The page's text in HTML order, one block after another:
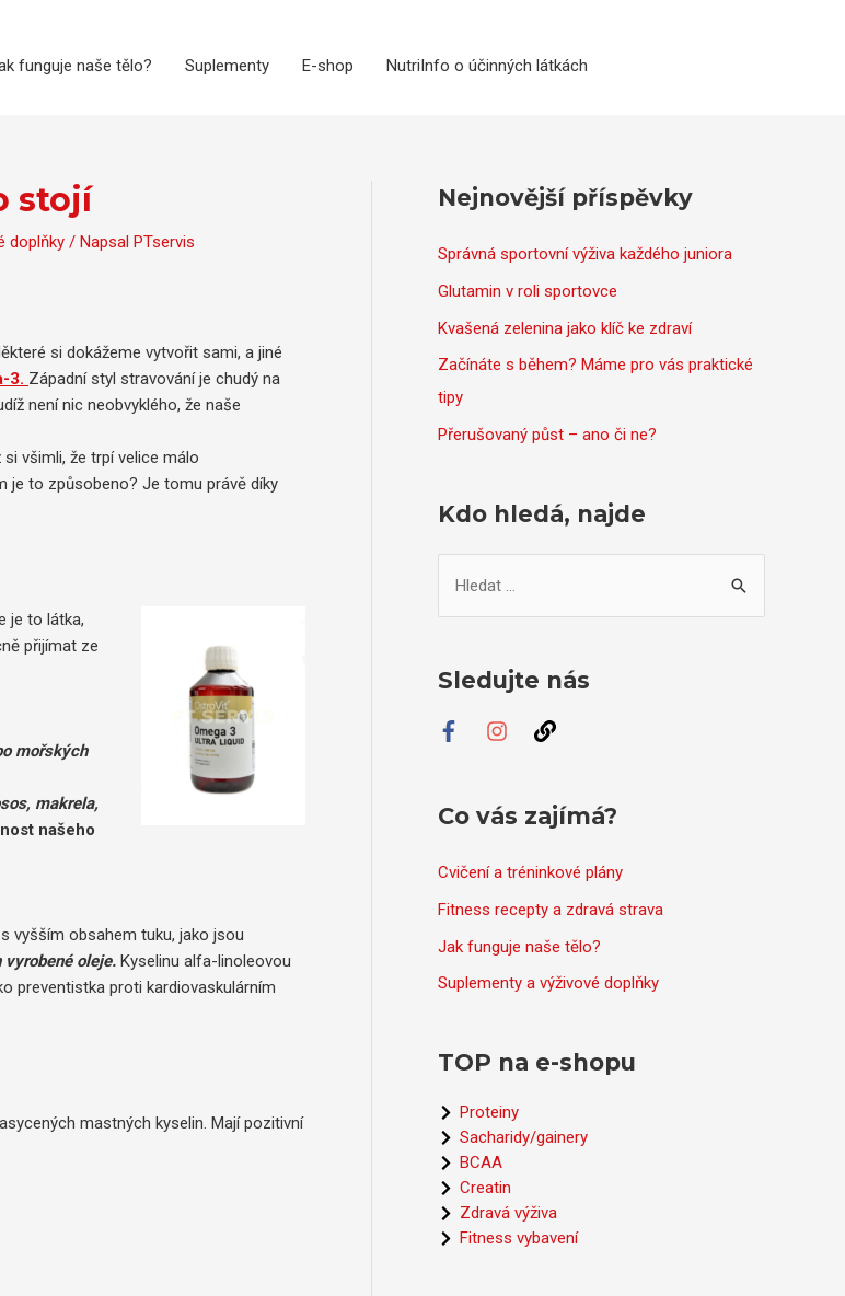
funguje naše tělo? Suplementy E-shop NutriInfo o účinných látkách
stojí
doplňky / Napsal PTservis
si dokážeme vytvořit sami, a jiné
3. Západní styl stravování je chudý na
není nic neobvyklého, že naše
všimli, že trpí velice málo
je to způsobeno? Je tomu právě díky
je to látka,
přijímat ze
mořských
makrela,
našeho
vyšším obsahem tuku, jako jsou
oleje. Kyselinu alfa-linoleovou
preventistka proti kardiovaskulárním
mastných kyselin. Mají pozitivní
Nejnovější příspěvky
Správná sportovní výživa každého juniora
Glutamin v roli sportovce
Kvašená zelenina jako klíč ke zdraví
Začínáte s během? Máme pro vás praktické
tipy
Přerušovaný půst – ano či ne?
Kdo hledá, najde
d
r
Sledujte nás
Co vás zajímá?
Cvičení a tréninkové plány
Fitness recepty a zdravá strava
Jak funguje naše tělo?
Suplementy a výživové doplňky
TOP na e-shopu
Proteiny
Sacharidy/gainery
BCAA
Creatin
Zdravá výživa
Fitness vybavení